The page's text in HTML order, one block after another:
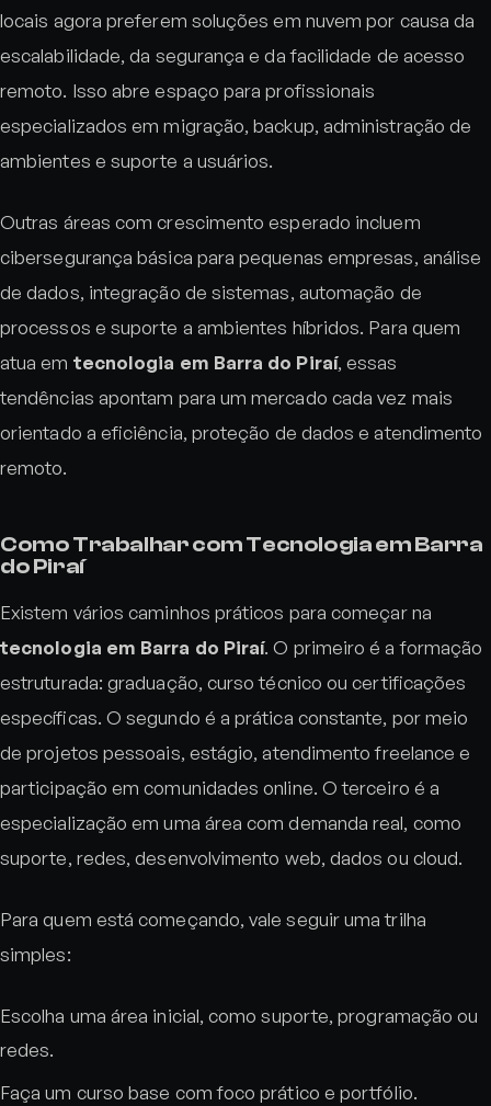
locais agora preferem soluções em nuvem por causa da
escalabilidade, da segurança e da facilidade de acesso
remoto. Isso abre espaço para profissionais
especializados em migração, backup, administração de
ambientes e suporte a usuários.
Outras áreas com crescimento esperado incluem
cibersegurança básica para pequenas empresas, análise
de dados, integração de sistemas, automação de
processos e suporte a ambientes híbridos. Para quem
atua em tecnologia em Barra do Piraí, essas
tendências apontam para um mercado cada vez mais
orientado a eficiência, proteção de dados e atendimento
remoto.
Como Trabalhar com Tecnologia em Barra
do Piraí
Existem vários caminhos práticos para começar na
tecnologia em Barra do Piraí. O primeiro é a formação
estruturada: graduação, curso técnico ou certificações
específicas. O segundo é a prática constante, por meio
de projetos pessoais, estágio, atendimento freelance e
participação em comunidades online. O terceiro é a
especialização em uma área com demanda real, como
suporte, redes, desenvolvimento web, dados ou cloud.
Para quem está começando, vale seguir uma trilha
simples:
Escolha uma área inicial, como suporte, programação ou
redes.
Faça um curso base com foco prático e portfólio.